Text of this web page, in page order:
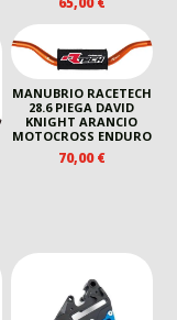
MANUBRIO RACETECH
28.6 PIEGA DAVID
KNIGHT ARANCIO
MOTOCROSS ENDURO
70,00€